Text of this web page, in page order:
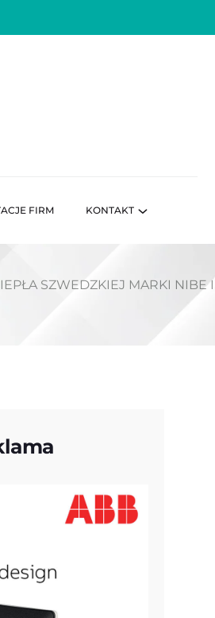
FIRM KONTAKT
SZWEDZKIEJ MARKI NIBE I